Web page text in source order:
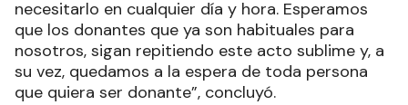
necesitarlo en cualquier día y hora. Esperamos
que los donantes que ya son habituales para
nosotros, sigan repitiendo este acto sublime y, a
su vez, quedamos a la espera de toda persona
que quiera ser donante”, concluyó.